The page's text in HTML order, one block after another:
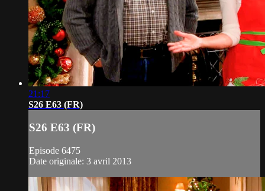
21:17
S26 E63 (FR)
S26 E63 (FR)
Episode 6475
Date originale: 3 avril 2013